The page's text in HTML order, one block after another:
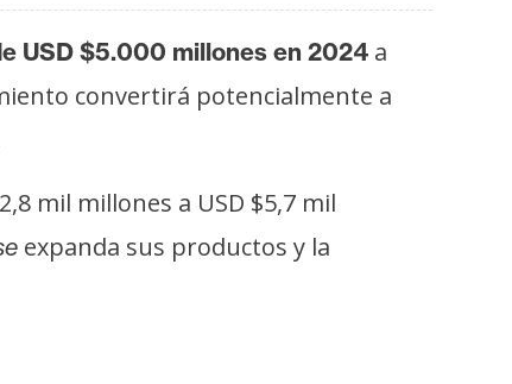
USD $5.000 millones en 2024 a
convertirá potencialmente a
mil millones a USD $5,7 mil
expanda sus productos y la